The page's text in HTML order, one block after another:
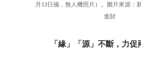
月13日攝，無人機照片）。圖片來源：
進財
「緣」「源」不斷，力促